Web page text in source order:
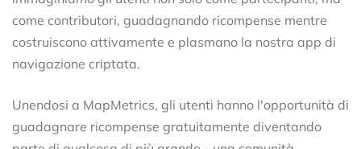
come contributori, guadagnando ricompense mentre
costruiscono attivamente e plasmano la nostra app di
navigazione criptata.
Unendosi a MapMetrics, gli utenti hanno l'opportunità di
guadagnare ricompense gratuitamente diventando